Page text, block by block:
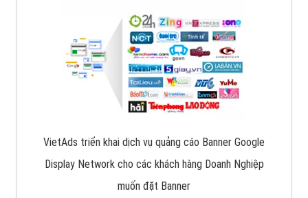
VietAds triển khai dịch vụ quảng cáo Banner Google
Display Network cho các khách hàng Doanh Nghiệp
muốn đặt Banner